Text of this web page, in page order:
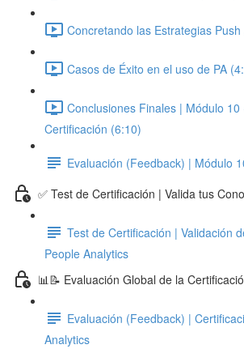
Concretando las Estrategias
Casos de Éxito en el uso de PA
Conclusiones Finales | Módulo 10
Certificación (6:10)
Evaluación (Feedback) | Módulo
✅ Test de Certificación | Valida tus
Test de Certificación | Validación
People Analytics
📊📝 Evaluación Global de la
Evaluación (Feedback) |
Analytics